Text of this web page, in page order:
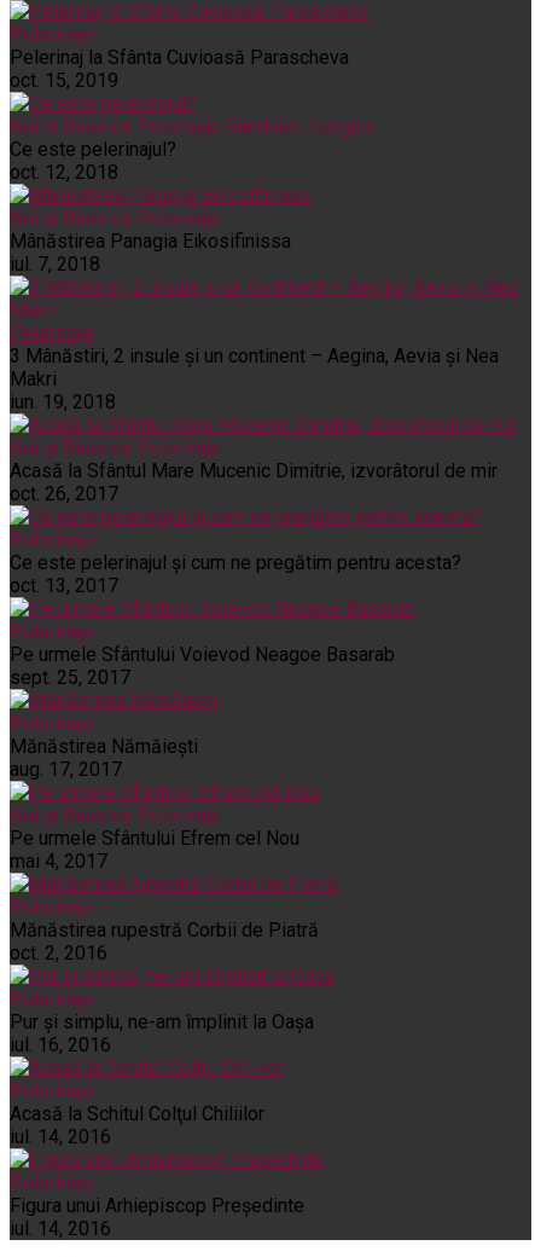
Pelerinaje
Pelerinaj la Sfânta Cuvioasă Parascheva
oct. 15, 2019
Noi și Biserica Pelerinaje Rânduieli liturgice
Ce este pelerinajul?
oct. 12, 2018
Noi și Biserica Pelerinaje
Mânăstirea Panagia Eikosifinissa
iul. 7, 2018
Pelerinaje
3 Mânăstiri, 2 insule și un continent – Aegina, Aevia și Nea
Makri
iun. 19, 2018
Noi și Biserica Pelerinaje
Acasă la Sfântul Mare Mucenic Dimitrie, izvorâtorul de mir
oct. 26, 2017
Pelerinaje
Ce este pelerinajul şi cum ne pregătim pentru acesta?
oct. 13, 2017
Pelerinaje
Pe urmele Sfântului Voievod Neagoe Basarab
sept. 25, 2017
Pelerinaje
Mănăstirea Nămăiești
aug. 17, 2017
Noi și Biserica Pelerinaje
Pe urmele Sfântului Efrem cel Nou
mai 4, 2017
Pelerinaje
Mănăstirea rupestră Corbii de Piatră
oct. 2, 2016
Pelerinaje
Pur şi simplu, ne-am împlinit la Oaşa
iul. 16, 2016
Pelerinaje
Acasă la Schitul Colţul Chiliilor
iul. 14, 2016
Pelerinaje
Figura unui Arhiepiscop Preşedinte
iul. 14, 2016